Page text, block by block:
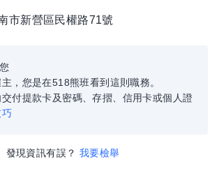
市新營區民權路71號
主，您是在518熊班看到這則職務。
交付提款卡及密碼、存摺、信用卡或個人證
巧
發現資訊有誤？ 我要檢舉